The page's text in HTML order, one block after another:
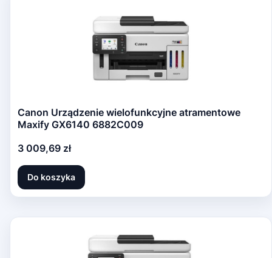
Canon Urządzenie wielofunkcyjne atramentowe
Maxify GX6140 6882C009
Cena
3 009,69 zł
Do koszyka